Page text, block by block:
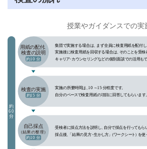
授業やガイダンスでの実